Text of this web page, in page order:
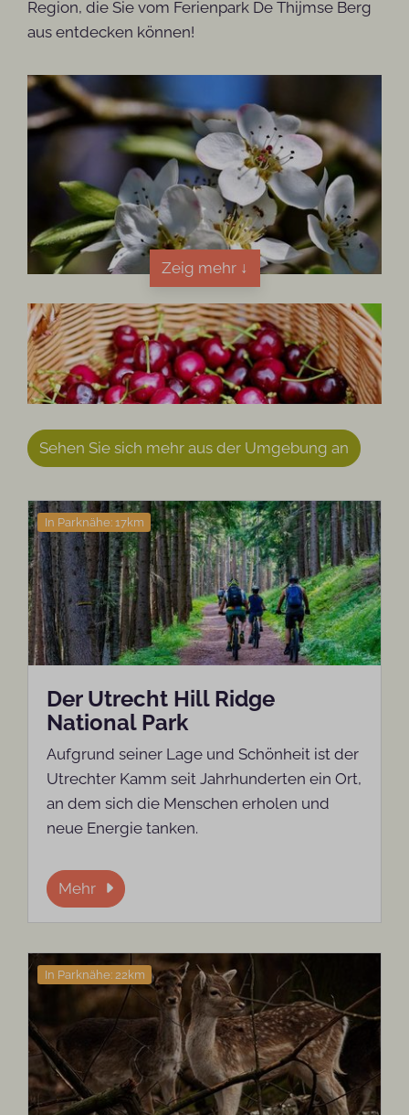
Region, die Sie vom Ferienpark De Thijmse Berg
aus entdecken können!
Zeig mehr ↓
Sehen Sie sich mehr aus der Umgebung an
In Parknähe: 17km
Der Utrecht Hill Ridge
National Park
Aufgrund seiner Lage und Schönheit ist der
Utrechter Kamm seit Jahrhunderten ein Ort,
an dem sich die Menschen erholen und
neue Energie tanken.
Mehr
In Parknähe: 22km